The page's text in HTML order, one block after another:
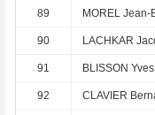
89 MOREL Jean-
90 LACHKAR
91 BLISSON Yves
92 CLAVIER